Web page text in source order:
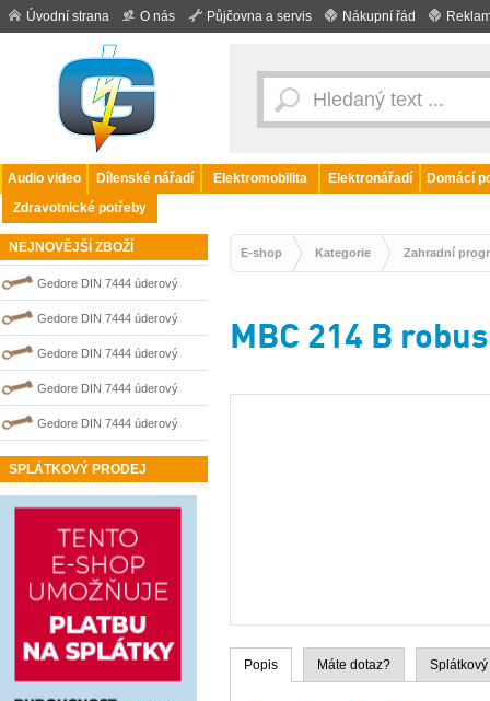
Úvodní strana O nás Půjčovna a servis Nákupní řád
Audio video Dílenské nářadí Elektromobilita Elektronářadí
Domácí
Zdravotnické potřeby
NEJNOVĚJŠÍ ZBOŽÍ
Gedore DIN 7444 úderový
nejiskřivý plochý (palcový) klíč
0100210S
Gedore DIN 7444 úderový
nejiskřivý plochý (palcový) klíč
0100202S
Gedore DIN 7444 úderový
nejiskřivý plochý (palcový) klíč
0100206S
Gedore DIN 7444 úderový
nejiskřivý plochý (palcový) klíč
0100204S
Gedore DIN 7444 úderový
nejiskřivý plochý (palcový) klíč
SPLÁTKOVÝ PRODEJ
E-shop Kategorie Zahradní
MBC 214 B
Popis Máte dotaz?